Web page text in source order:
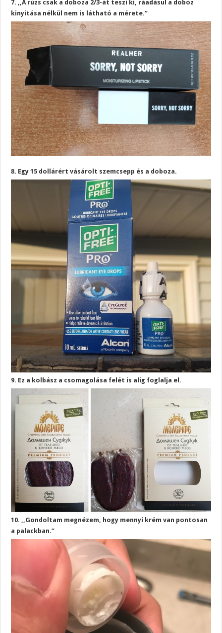
7. ,,A rúzs csak a doboza 2/3-át teszi ki, ráadásul a doboz
kinyitása nélkül nem is látható a mérete.”
8. Egy 15 dollárért vásárolt szemcsepp és a doboza.
9. Ez a kolbász a csomagolása felét is alig foglalja el.
10. ,,Gondoltam megnézem, hogy mennyi krém van pontosan
a palackban.”